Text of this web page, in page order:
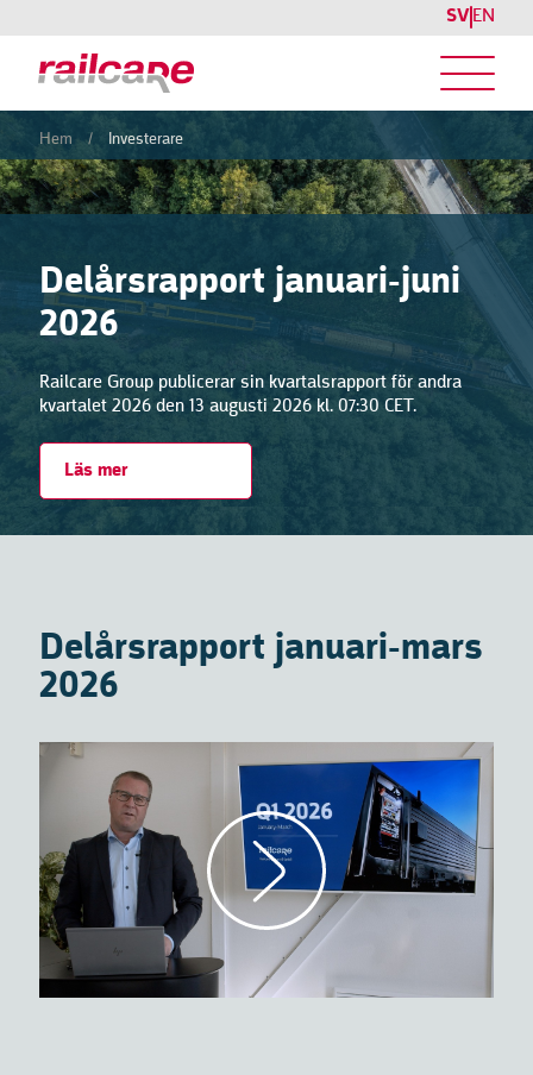
SV EN
Hem / Investerare
Delårsrapport januari-juni
2026
Railcare Group publicerar sin kvartalsrapport för andra
kvartalet 2026 den 13 augusti 2026 kl. 07:30 CET.
Läs mer
Delårsrapport januari-mars
2026